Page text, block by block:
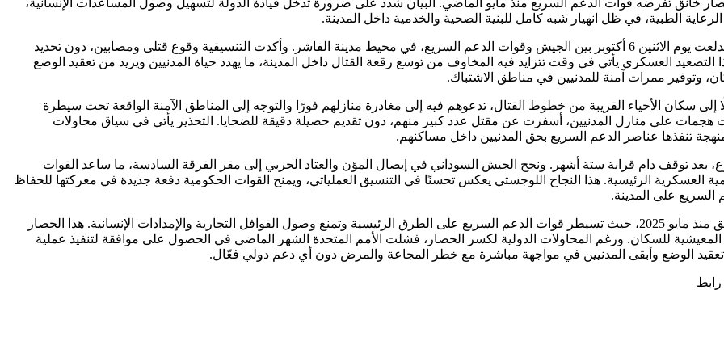
خانق تفرضه قوات الدعم السريع منذ مايو الماضي. البيان شدد على ضرورة تدخل قيادة الدولة لتسهيل وصول المساعدات الإنسانية،
الطبية، في ظل انهيار شبه كامل للبنية الصحية والخدمية داخل المدينة.
البيان أشار إلى ارتفاع عدد المصابين والضحايا جراء الاشتباكات التي اندلعت يوم الاثنين 6 أكتوبر بين الجيش وقوات الدعم السريع، في محيط مدينة الفاشر. وأكدت التنسيقية وقوع قتلى ومصابين، دون تحديد
التصعيد العسكري يأتي في وقت تتزايد فيه المخاوف من توسع رقعة القتال داخل المدينة، ما يهدد حياة المدنيين ويزيد من تعقيد الوضع
وتوفير ممرات آمنة للمدنيين في مناطق الاشتباك.
سكان الأحياء القريبة من خطوط القتال، تدعوهم فيه إلى مغادرة منازلهم فورًا والتوجه إلى المناطق الآمنة الواقعة تحت سيطرة
هجمات على منازل المدنيين، أسفرت عن مقتل عدد كبير منهم، دون تقديم حصيلة دقيقة للضحايا. التحذير يأتي في سياق محاولات
تنفذها عناصر الدعم السريع بحق المدنيين داخل مساكنهم.
بعد توقف دام قرابة ستة أشهر. ونجح الجيش السوداني في إيصال المؤن والعتاد الحربي إلى مقر الفرقة السادسة، ما ساعد القوات
العسكرية الرئيسية. هذا النجاح اللوجستي يعكس تحسنًا في التنسيق العملياتي، ويمنح القوات الحكومية دفعة جديدة في معركتها للحفاظ
على المدينة.
مدينة الفاشر، التي يقطنها نحو 260 ألف شخص، تعيش تحت حصار خانق منذ مايو 2025، حيث تسيطر قوات الدعم السريع على الطرق الرئيسية وتمنع وصول القوافل التجارية والإمدادات الإنسانية. هذا الحصار
للسكان. ورغم المحاولات الدولية لكسر الحصار، فشلت الأمم المتحدة الشهر الماضي في الحصول على موافقة لتنفيذ عملية
تعقيد الوضع وأبقى المدنيين في مواجهة مباشرة مع خطر المجاعة والمرض دون أي دعم دولي فعّال.